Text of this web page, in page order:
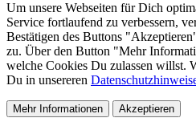
Um unsere Webseiten für Dich
Service fortlaufend zu verbessern,
Bestätigen des Buttons
zu. Über den Button "Mehr
welche Cookies Du zulassen willst.
Du in unsereren
Mehr Informationen Akzeptieren